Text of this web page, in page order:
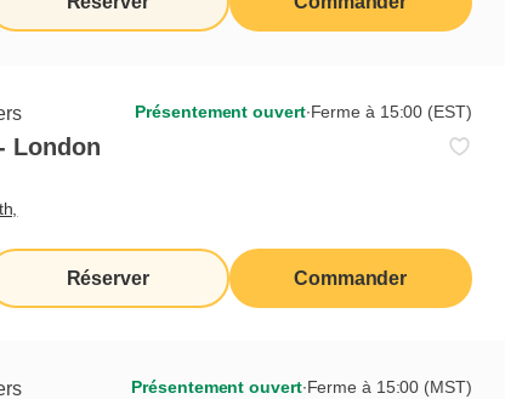
Présentement ouvert∙Ferme à 15:00 (EST)
London
Réserver Commander
Présentement ouvert∙Ferme à 15:00 (MST)